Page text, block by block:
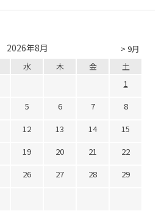
> 9月
2026年8月
水 木 金
土
1
5 6 7
8
12 13 14
15
19 20 21
22
26 27 28
29